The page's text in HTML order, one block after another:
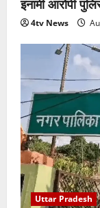
4tv News
Uttar Pradesh